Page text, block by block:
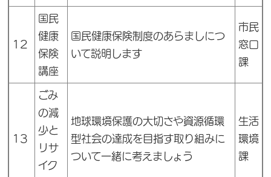
12
国民
健康
保険
講座
国民健康保険制度のあらましにつ
いて説明します
市民
窓口
課
13
ごみ
の減
少と
リサ
イク
地球環境保護の大切さや資源循環
型社会の達成を目指す取り組みに
ついて一緒に考えましょう
生活
環境
課